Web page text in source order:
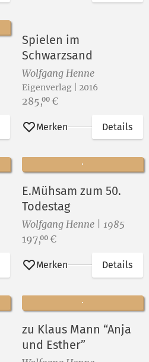
Spielen im
Schwarzsand
Wolfgang Henne
Eigenverlag | 2016
Preis:
285,00 €
Merken Details
E.Mühsam zum 50.
Todestag
Wolfgang Henne | 1985
Preis:
197,00 €
Merken Details
zu Klaus Mann “Anja
und Esther”